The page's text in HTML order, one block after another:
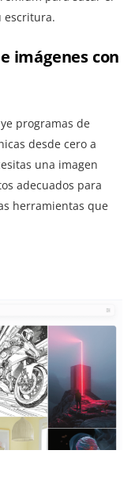
escritura.
imágenes con
programas de
desde cero a
una imagen
adecuados para
herramientas que